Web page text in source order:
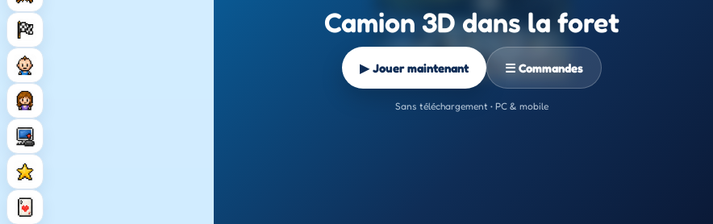
Camion 3D dans la foret
▶ Jouer maintenant ☰ Commandes
Sans téléchargement • PC & mobile